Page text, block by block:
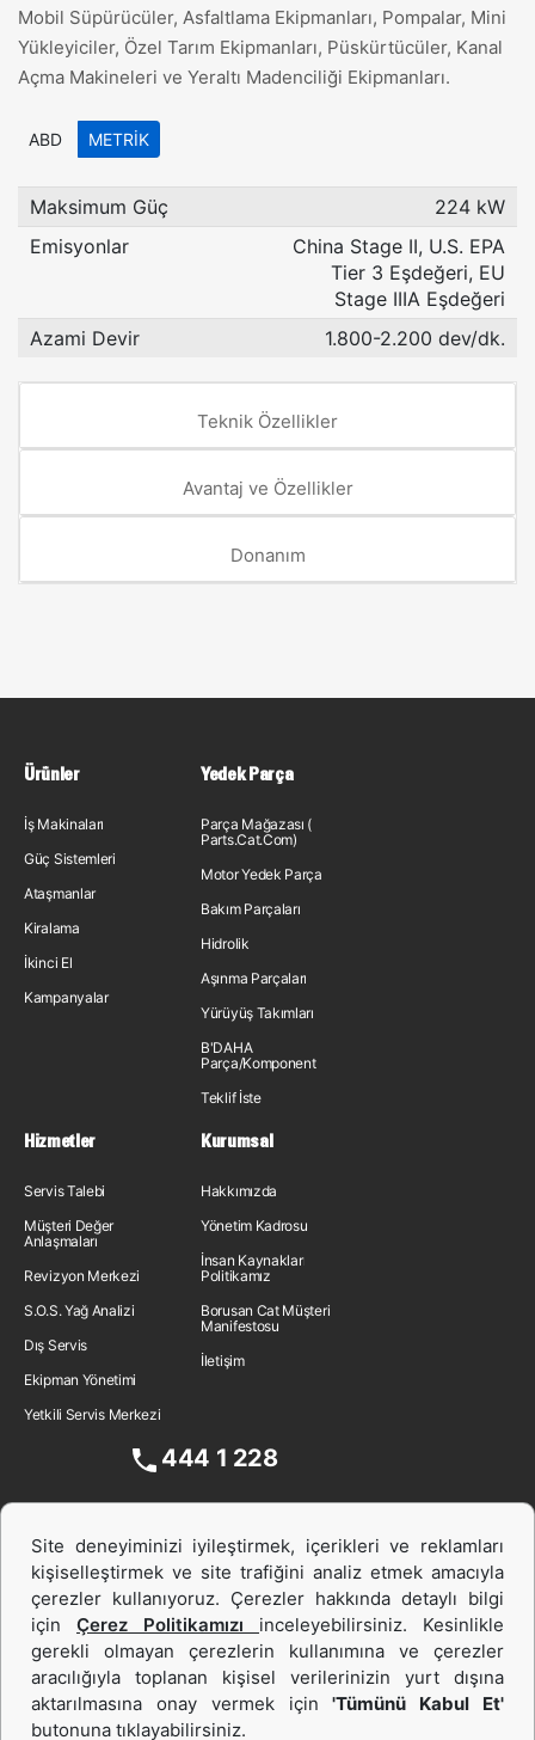
Mobil Süpürücüler, Asfaltlama Ekipmanları, Pompalar, Mini
Yükleyiciler, Özel Tarım Ekipmanları, Püskürtücüler, Kanal
Açma Makineleri ve Yeraltı Madenciliği Ekipmanları.
ABD METRIK
Maksimum Güç
224 kW
Emisyonlar
China Stage II, U.S. EPA
Tier 3 Eşdeğeri, EU
Stage IIIA Eşdeğeri
Azami Devir
1.800-2.200 dev/dk.
Teknik Özellikler
Avantaj ve Özellikler
Donanım
Ürünler
İş Makinaları
Güç Sistemleri
Ataşmanlar
Kiralama
İkinci El
Kampanyalar
Yedek Parça
Parça Mağazası (
Parts.Cat.Com)
Motor Yedek Parça
Bakım Parçaları
Hidrolik
Aşınma Parçaları
Yürüyüş Takımları
B'DAHA
Parça/Komponent
Teklif İste
Hizmetler
Servis Talebi
Müşteri Değer
Anlaşmaları
Revizyon Merkezi
S.O.S. Yağ Analizi
Dış Servis
Ekipman Yönetimi
Yetkili Servis Merkezi
Kurumsal
Hakkımızda
Yönetim Kadrosu
İnsan Kaynakları
Politikamız
Borusan Cat Müşteri
Manifestosu
İletişim
444 1 228
İş Makinası ve Güç Sistemleri
Site deneyiminizi iyileştirmek, içerikleri ve reklamları
kişiselleştirmek ve site trafiğini analiz etmek amacıyla
çerezler kullanıyoruz. Çerezler hakkında detaylı bilgi
için Çerez Politikamızı inceleyebilirsiniz. Kesinlikle
gerekli olmayan çerezlerin kullanımına ve çerezler
aracılığıyla toplanan kişisel verilerinizin yurt dışına
aktarılmasına onay vermek için'Tümünü Kabul Et'
butonuna tıklayabilirsiniz.